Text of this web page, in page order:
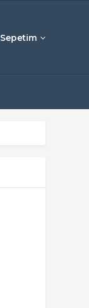
Sepetim